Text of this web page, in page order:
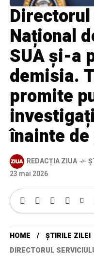
Național
SUA și-a
demisia.
promite
înainte
REDACȚIA ZIUA
23 mai 2026
HOME
ȘTIRILE ZILEI
DIRECTORUL